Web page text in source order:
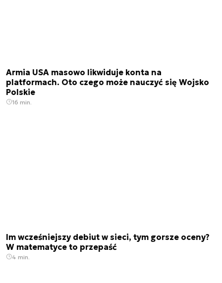
Armia USA masowo likwiduje konta na
platformach. Oto czego może nauczyć się Wojsko
Polskie
16 min.
Im wcześniejszy debiut w sieci, tym gorsze oceny?
W matematyce to przepaść
4 min.